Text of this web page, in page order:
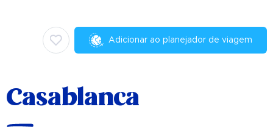
Adicionar ao planejador de viagem
Casablanca